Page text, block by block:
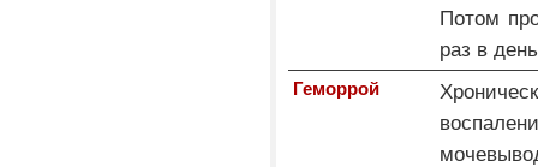
Потом
раз в
Геморрой